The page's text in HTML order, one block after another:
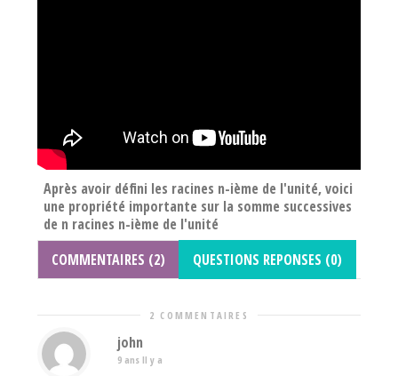
Après avoir défini les racines n-ième de l'unité, voici
une propriété importante sur la somme successives
de n racines n-ième de l'unité
COMMENTAIRES (2)
QUESTIONS REPONSES (0)
2 COMMENTAIRES
john
9 ans Il y a